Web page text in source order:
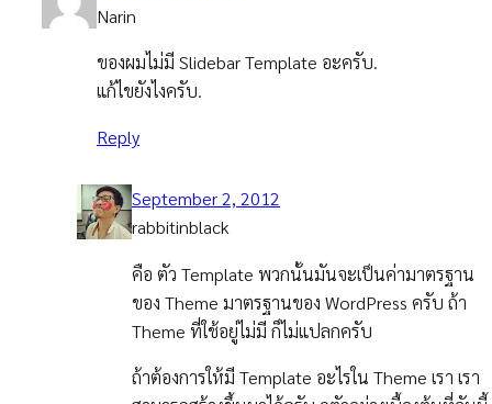
Narin
ของผมไม่มี Slidebar Template อะครับ.
แก้ไขยังไงครับ.
Reply
September 2, 2012
rabbitinblack
คือ ตัว Template พวกนั้นมันจะเป็นค่ามาตรฐาน
ของ Theme มาตรฐานของ WordPress ครับ ถ้า
Theme ที่ใช้อยู่ไม่มี ก็ไม่แปลกครับ
ถ้าต้องการให้มี Template อะไรใน Theme เรา เรา